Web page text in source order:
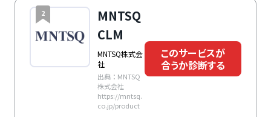
搭載しています。法務担当者や法務部をワンストップで
サポートすることもでき、社内法務・企業内弁護士・顧
問弁護士としての役割も果たします。
2
MNTSQ
CLM
MNTSQ株式会
社
出典：MNTSQ
株式会社
https://mntsq.
co.jp/product
このサービスが
合うか診断する